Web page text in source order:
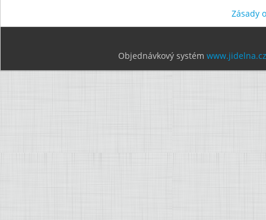
Zásady
Objednávkový systém www.jidelna.cz